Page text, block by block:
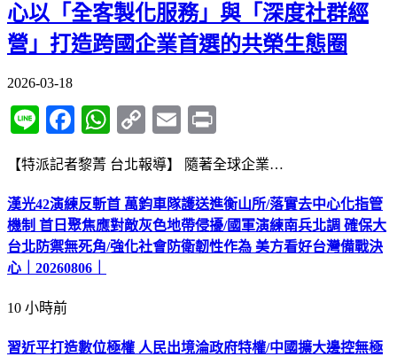
心以「全客製化服務」與「深度社群經
營」打造跨國企業首選的共榮生態圈
2026-03-18
LineFacebook
WhatsApp
CopyEmail
【特派記者黎菁 台北報導】 隨著全球企業…
漢光42演練反斬首 萬鈞車隊護送進衡山所/落實去中心化指管
機制 首日聚焦應對敵灰色地帶侵擾/國軍演練南兵北調 確保大
台北防禦無死角/強化社會防衛韌性作為 美方看好台灣備戰決
心｜20260806｜
10 小時前
習近平打造數位極權 人民出境淪政府特權/中國擴大邊控無極